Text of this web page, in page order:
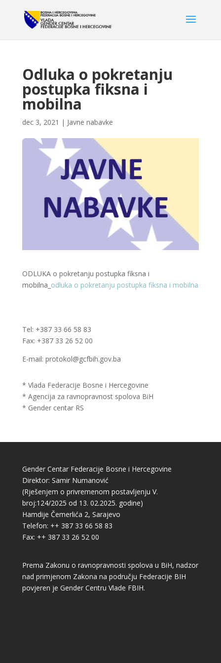
Odluka o pokretanju
postupka fiksna i
mobilna
dec 3, 2021 | Javne nabavke
ODLUKA o pokretanju postupka fiksna i
mobilna_ odluka o pokretanju postupka fiksna i mobilna
Tel: +387 33 66 58 83
Fax: +387 33 26 52 00
E-mail: protokol@gcfbih.gov.ba
* Vlada Federacije Bosne i Hercegovine
* Agencija za ravnopravnost spolova BiH
* Gender centar RS
Gender Centar Federacije Bosne i Hercegovine
Direktor: Samir Numanović
(Rješenjem o privremenom postavljenju V.
broj:124/2025 od 13. 02.2025. godine)
Hamdije Čemerlića 2, Sarajevo
Telefon: ++ 387 33 66 58 83
Fax: ++ 387 33 26 52 00
Prema Zakonu o ravnopravnosti spolova u BiH, nadzor
nad primjenom Zakona na području Federacije BIH
povjeren je Gender Centru Vlade FBIH.